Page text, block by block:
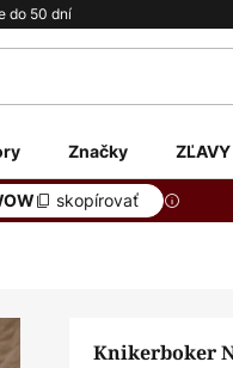
do 50 dní
Značky ZĽAVY
skopírovať
Knikerboker